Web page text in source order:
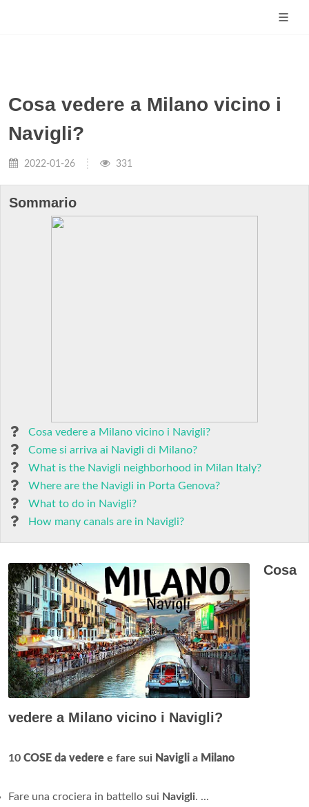
Cosa vedere a Milano vicino i
Navigli?
2022-01-26 331
Sommario
Cosa vedere a Milano vicino i Navigli?
Come si arriva ai Navigli di Milano?
What is the Navigli neighborhood in Milan Italy?
Where are the Navigli in Porta Genova?
What to do in Navigli?
How many canals are in Navigli?
Cosa
vedere a Milano vicino i Navigli?
10 COSE da vedere e fare sui Navigli a Milano
Fare una crociera in battello sui Navigli. ...